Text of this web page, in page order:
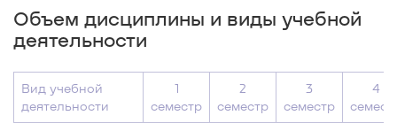
Объем дисциплины и виды учебной
деятельности
Вид учебной
деятельности
1
семестр
2
семестр
3
семестр
4